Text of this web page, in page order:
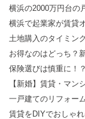
横浜の2000万円台の
横浜で起業家が賃貸
土地購入のタイミン
お得なのはどっち？
保険選びは慎重に！
【新婚】賃貸・マン
一戸建てのリフォー
賃貸をDIYでおしゃ